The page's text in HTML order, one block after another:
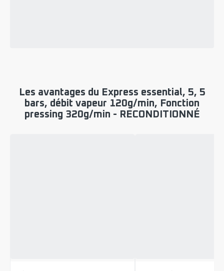
Les avantages du Express essential, 5, 5
bars, débit vapeur 120g/min, Fonction
pressing 320g/min - RECONDITIONNÉ